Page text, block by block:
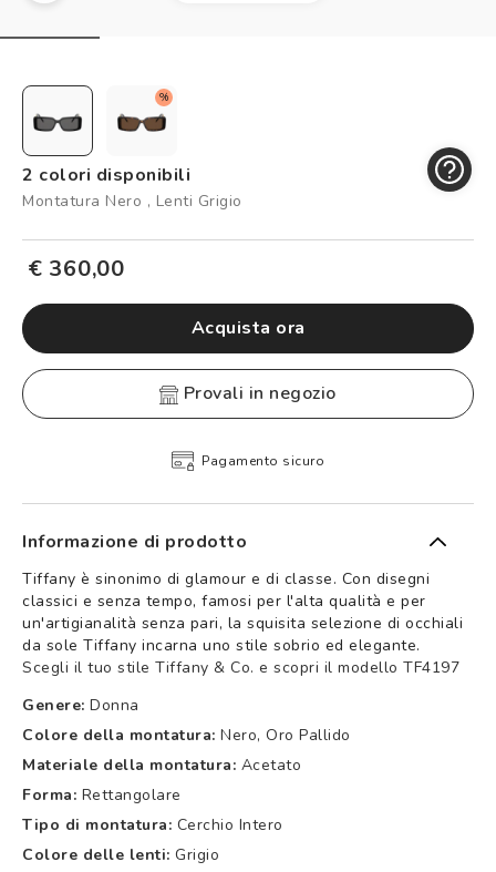
Controllo visivo
Logout
%
2 colori disponibili
Montatura Nero , Lenti Grigio
€ 360,00
Acquista ora
provali in negozio
Pagamento sicuro
Informazione di prodotto
Tiffany è sinonimo di glamour e di classe. Con disegni
classici e senza tempo, famosi per l'alta qualità e per
un'artigianalità senza pari, la squisita selezione di occhiali
da sole Tiffany incarna uno stile sobrio ed elegante.
Scegli il tuo stile Tiffany & Co. e scopri il modello TF4197
Genere: Donna
Colore della montatura: Nero, Oro Pallido
Materiale della montatura: Acetato
Forma: Rettangolare
Tipo di montatura: Cerchio Intero
Colore delle lenti: Grigio